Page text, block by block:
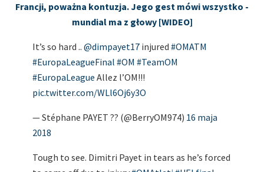
Francji, poważna kontuzja. Jego gest mówi wszystko -
mundial ma z głowy [WIDEO]
It’s so hard .. @dimpayet17 injured #OMATM
#EuropaLeagueFinal #OM #TeamOM
#EuropaLeague Allez l’OM!!!
pic.twitter.com/WLl6Oj6y3O
— Stéphane PAYET ?? (@BerryOM974) 16 maja
2018
Tough to see. Dimitri Payet in tears as he’s forced